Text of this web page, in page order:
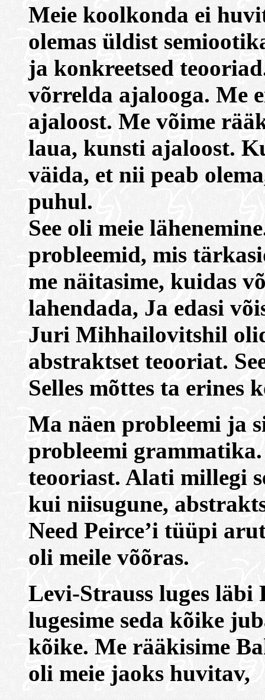
Meie koolkonda ei
olemas üldist
ja konkreetsed
võrrelda ajalooga. Me
ajaloost. Me võime
laua, kunsti ajaloost.
väida, et nii peab
puhul.
See oli meie
probleemid, mis
me näitasime, kuidas
lahendada, Ja edasi
Juri Mihhailovitshil
abstraktset teooriat.
Selles mõttes ta erines
Ma näen probleemi ja
probleemi
teooriast. Alati millegi
kui niisugune,
Need Peirce’i tüüpi
oli meile võõras.
Levi-Strauss luges läbi
lugesime seda kõike
kõike. Me rääkisime
oli meie jaoks huvitav,